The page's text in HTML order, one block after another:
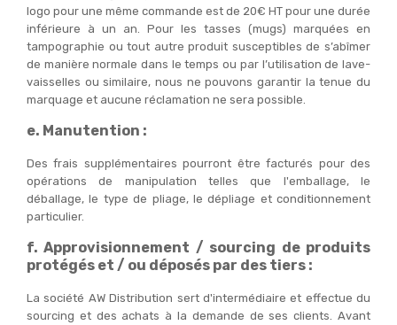
logo pour une même commande est de 20€ HT pour une durée
inférieure à un an. Pour les tasses (mugs) marquées en
tampographie ou tout autre produit susceptibles de s’abîmer
de manière normale dans le temps ou par l’utilisation de lave-
vaisselles ou similaire, nous ne pouvons garantir la tenue du
marquage et aucune réclamation ne sera possible.
e. Manutention :
Des frais supplémentaires pourront être facturés pour des
opérations de manipulation telles que l'emballage, le
déballage, le type de pliage, le dépliage et conditionnement
particulier.
f. Approvisionnement / sourcing de produits
protégés et / ou déposés par des tiers :
La société AW Distribution sert d'intermédiaire et effectue du
sourcing et des achats à la demande de ses clients. Avant